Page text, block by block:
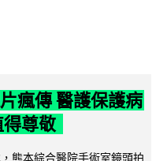
瘋傳 醫護保護病
尊敬
熊本綜合醫院手術室鏡頭拍